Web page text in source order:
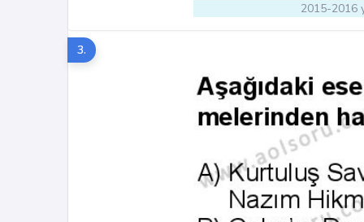
2015-2016
3.